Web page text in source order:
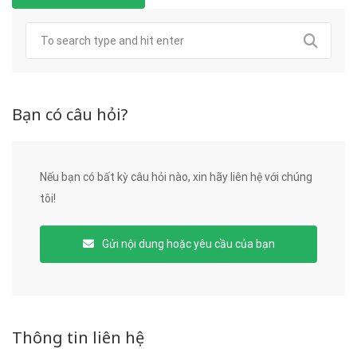
Bạn có câu hỏi?
Nếu bạn có bất kỳ câu hỏi nào, xin hãy liên hệ với chúng
tôi!
Gửi nội dung hoặc yêu cầu của bạn
Thông tin liên hệ